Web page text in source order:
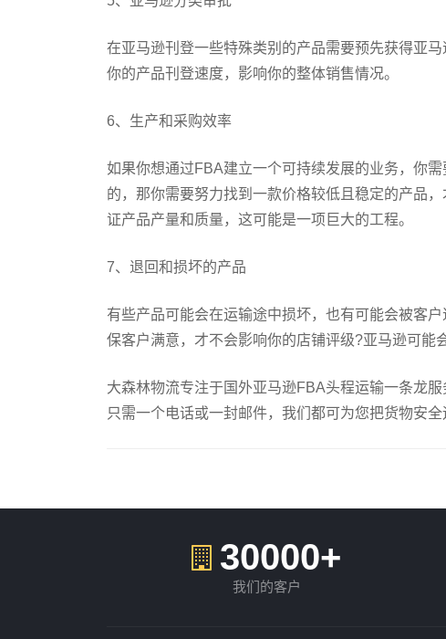
在亚马逊刊登一些特殊类别的产品需要预先获得亚
你的产品刊登速度，影响你的整体销售情况。
6、生产和采购效率
如果你想通过FBA建立一个可持续发展的业务，你
的，那你需要努力找到一款价格较低且稳定的产品
证产品产量和质量，这可能是一项巨大的工程。
7、退回和损坏的产品
有些产品可能会在运输途中损坏，也有可能会被客
保客户满意，才不会影响你的店铺评级?亚马逊可能
大森林物流专注于国外亚马逊FBA头程运输一条龙
只需一个电话或一封邮件，我们都可为您把货物安
30000+
我们的客户